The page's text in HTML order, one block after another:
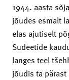
1944. aasta
jõudes esmalt
elas ajutiselt
Sudeetide
langes teel
jõudis ta